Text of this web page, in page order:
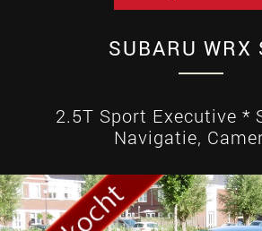
SUBARU WRX
2.5T Sport Executive *
Navigatie,